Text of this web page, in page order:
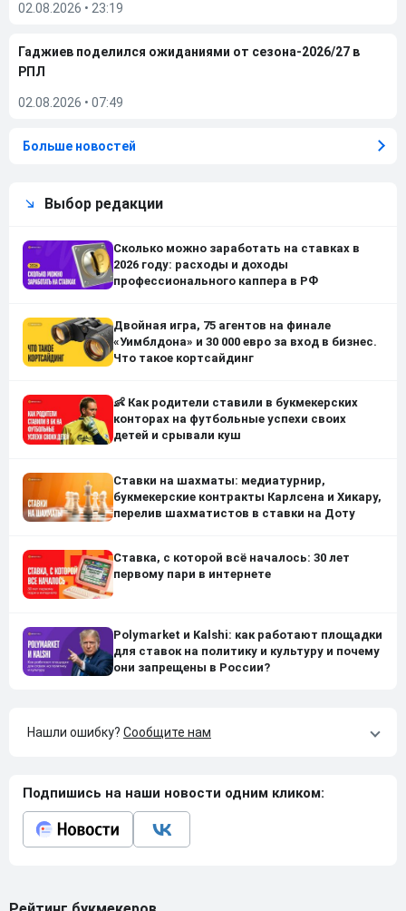
02.08.2026 • 23:19
Гаджиев поделился ожиданиями от сезона-2026/27 в
РПЛ
02.08.2026 • 07:49
Больше новостей
Выбор редакции
Сколько можно заработать на ставках в
2026 году: расходы и доходы
профессионального каппера в РФ
Двойная игра, 75 агентов на финале
«Уимблдона» и 30 000 евро за вход в бизнес.
Что такое кортсайдинг
👶 Как родители ставили в букмекерских
конторах на футбольные успехи своих
детей и срывали куш
Ставки на шахматы: медиатурнир,
букмекерские контракты Карлсена и Хикару,
перелив шахматистов в ставки на Доту
Ставка, с которой всё началось: 30 лет
первому пари в интернете
Polymarket и Kalshi: как работают площадки
для ставок на политику и культуру и почему
они запрещены в России?
Нашли ошибку? Сообщите нам
Подпишись на наши новости одним кликом: